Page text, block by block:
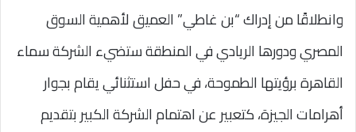
وانطلاقًا من إدراك “بن غاطي” العميق لأهمية السوق
المصري ودورها الريادي في المنطقة ستضيء الشركة سماء
القاهرة برؤيتها الطموحة، في حفل استثنائي يقام بجوار
أهرامات الجيزة، كتعبير عن اهتمام الشركة الكبير بتقديم